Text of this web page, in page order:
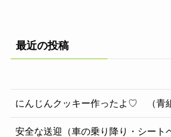
最近の投稿
にんじんクッキー作ったよ♡ （青
安全な送迎（車の乗り降り・シート